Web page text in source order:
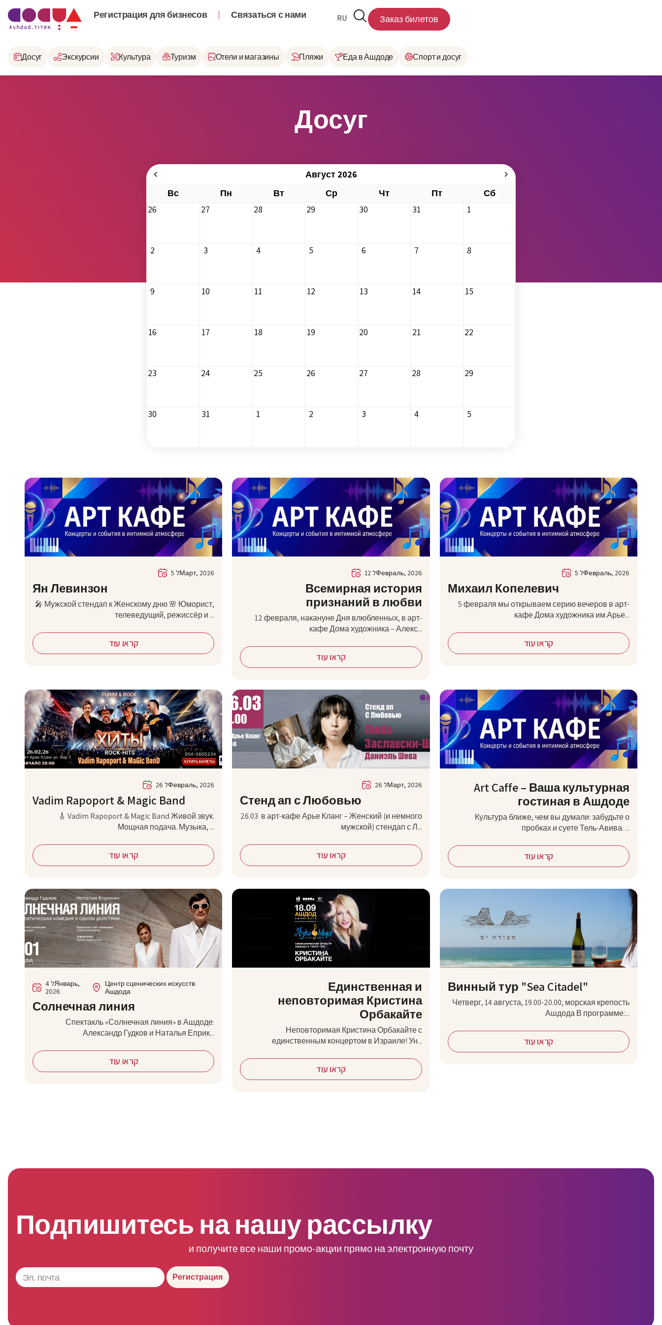
Регистрация для бизнесов Связаться с нами RU
HE
Заказ билетов
Досуг Экскурсии Культура Туризм Отели и магазины Пляжи Еда в Ашдоде Спорт и досуг
Досуг
Август 2026
Вс
Пн Вт Ср Чт Пт
Сб
26
27 28 29 30 31 1
2 3 4 5 6 7 8
9 10 11 12 13 14 15
16 17 18 19 20 21 22
23 24 25 26 27 28 29
30 31 1 2 3 4 5
5 לМарт, 2026
Ян Левинзон
🎤 Мужской стендап к Женскому дню 🌸 Юморист,
телеведущий, режиссёр и ...
קראו עוד
12 לФевраль, 2026
Всемирная история
признаний в любви
12 февраля, накануне Дня влюбленных, в арт-
кафе Дома художника – Алекс...
קראו עוד
5 לФевраль, 2026
Михаил Копелевич
5 февраля мы открываем серию вечеров в арт-
кафе Дома художника им.Арье...
קראו עוד
26 לФевраль, 2026
Vadim Rapoport & Magic Band
🎸 Vadim Rapoport & Magic Band Живой звук.
Мощная подача. Музыка, ...
קראו עוד
26 לМарт, 2026
Стенд ап с Любовью
26.03 в арт-кафе Арье Кланг – Женский (и немного
мужской) стендап с Л...
קראו עוד
Art Caffe – Ваша культурная
гостиная в Ашдоде
Культура ближе, чем вы думали: забудьте о
пробках и суете Тель-Авива. ...
קראו עוד
Центр сценических искусств
Ашдода
4 לЯнварь,
2026
Солнечная линия
Спектакль «Солнечная линия» в Ашдоде:
Александр Гудков и Наталья Еприк...
קראו עוד
Единственная и
неповторимая Кристина
Орбакайте
Неповторимая Кристина Орбакайте с
единственным концертом в Израиле! Ун...
קראו עוד
Винный тур "Sea Citadel"
Четверг, 14 августа, 19.00-20.00, морская крепость
Ашдода В программе:...
קראו עוד
Подпишитесь на нашу рассылку
и получите все наши промо-акции прямо на электронную почту
Регистрация